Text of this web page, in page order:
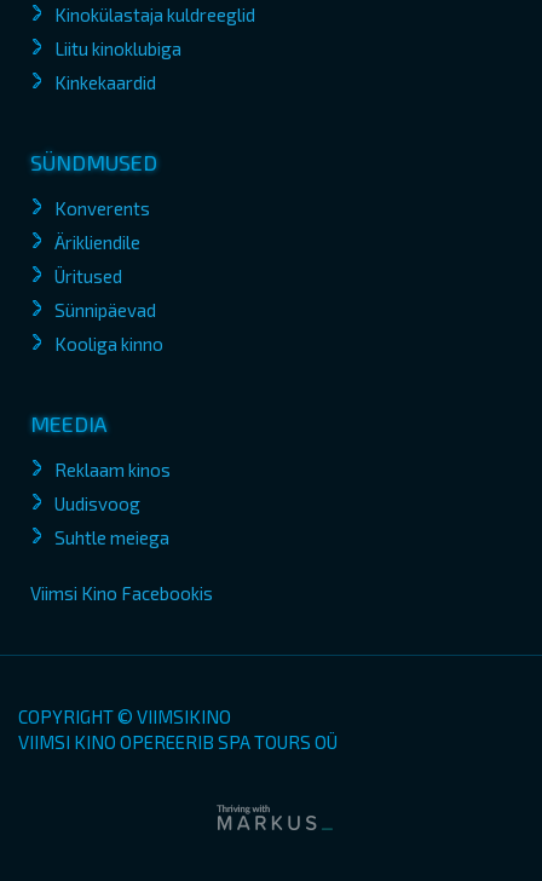
Kinokülastaja kuldreeglid
Liitu kinoklubiga
Kinkekaardid
SÜNDMUSED
Konverents
Ärikliendile
Üritused
Sünnipäevad
Kooliga kinno
MEEDIA
Reklaam kinos
Uudisvoog
Suhtle meiega
Viimsi Kino Facebookis
COPYRIGHT © VIIMSIKINO
VIIMSI KINO OPEREERIB SPA TOURS OÜ